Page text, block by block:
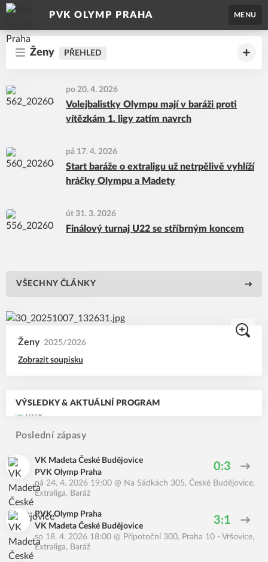
PVK OLYMP PRAHA MENU
Ženy PŘEHLED
po 20. 4. 2026
Volejbalistky Olympu mají v baráži proti
vítězkám 1. ligy zatím navrch
pá 17. 4. 2026
Start baráže o extraligu už netrpělivě vyhlíží
hráčky Olympu a Madety
út 31. 3. 2026
Finálový turnaj U22 se stříbrným koncem
VŠECHNY ČLÁNKY
Ženy 2025/2026
Zobrazit soupisku
VÝSLEDKY & AKTUÁLNÍ PROGRAM
Poslední zápasy
VK Madeta České Budějovice
PVK Olymp Praha
0:3
pá 24. 4. 2026 19:00 @ Na Sádkách 305, České Budějovice,
Extraliga, Baráž
PVK Olymp Praha
VK Madeta České Budějovice
3:1
so 18. 4. 2026 18:00 @ Přípotoční 300, Praha 10 - Vršovice,
Extraliga, Baráž